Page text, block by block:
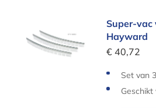
Super-vac
Super-vac
Hayward
€ 40,72
Set van